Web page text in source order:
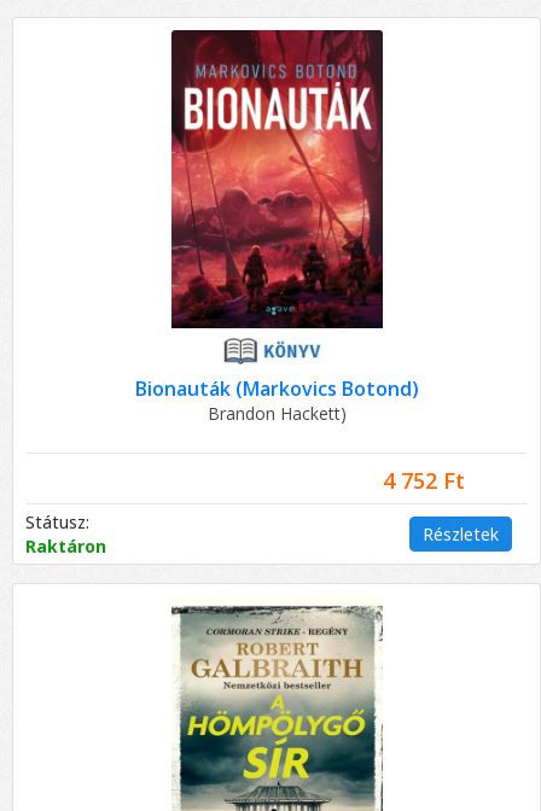
Bionauták (Markovics Botond)
Brandon Hackett)
4 752 Ft
Státusz:
Raktáron
Részletek